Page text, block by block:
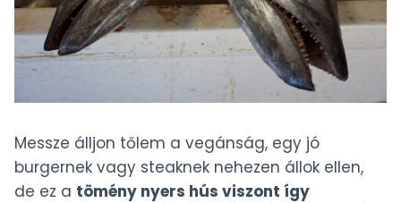
Messze álljon tőlem a vegánság, egy jó
burgernek vagy steaknek nehezen állok ellen,
de ez a tömény nyers hús viszont így